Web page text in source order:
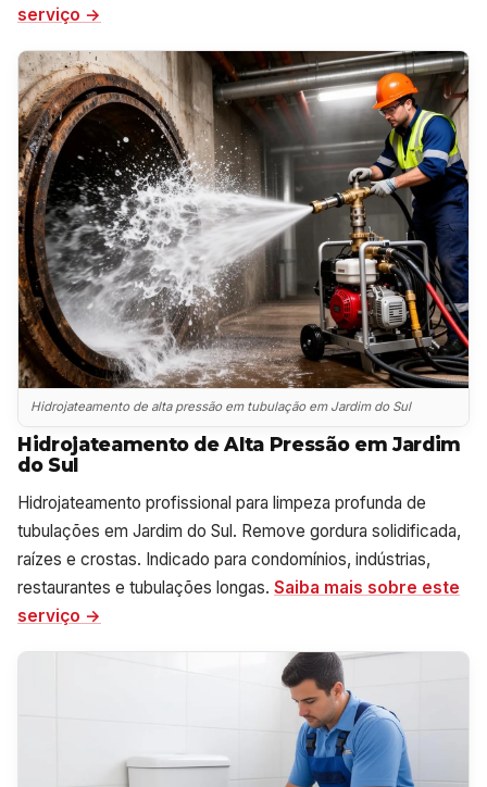
serviço →
Hidrojateamento de alta pressão em tubulação em Jardim do Sul
Hidrojateamento de Alta Pressão em Jardim
do Sul
Hidrojateamento profissional para limpeza profunda de
tubulações em Jardim do Sul. Remove gordura solidificada,
raízes e crostas. Indicado para condomínios, indústrias,
restaurantes e tubulações longas. Saiba mais sobre este
serviço →